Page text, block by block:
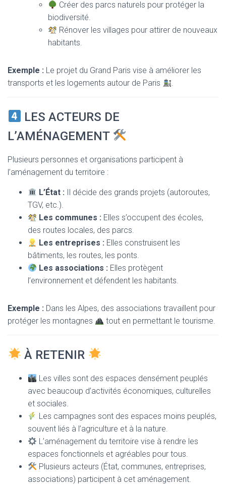
Créer des parcs naturels pour protéger la
biodiversité.
Rénover les villages pour attirer de nouveaux
habitants.
Exemple : Le projet du Grand Paris vise à améliorer les
transports et les logements autour de Paris
.
LES ACTEURS DE
L’AMÉNAGEMENT
Plusieurs personnes et organisations participent à
l’aménagement du territoire :
L’État : Il décide des grands projets (autoroutes,
TGV, etc.).
Les communes : Elles s’occupent des écoles,
des routes locales, des parcs.
Les entreprises : Elles construisent les
bâtiments, les routes, les ponts.
Les associations : Elles protègent
l’environnement et défendent les habitants.
Exemple : Dans les Alpes, des associations travaillent pour
protéger les montagnes
tout en permettant le tourisme.
À RETENIR
Les villes sont des espaces densément peuplés
avec beaucoup d’activités économiques, culturelles
et sociales.
Les campagnes sont des espaces moins peuplés,
souvent liés à l’agriculture et à la nature.
L’aménagement du territoire vise à rendre les
espaces fonctionnels et agréables pour tous.
Plusieurs acteurs (État, communes, entreprises,
associations) participent à cet aménagement.